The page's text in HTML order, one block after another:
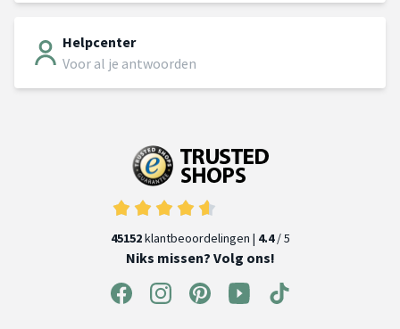
Helpcenter
Voor al je antwoorden
45152klantbeoordelingen | 4.4/ 5
Niks missen? Volg ons!